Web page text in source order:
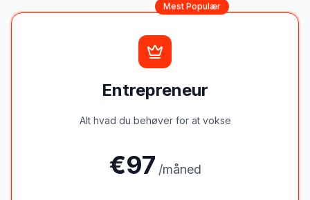
Mest Populær
Entrepreneur
Alt hvad du behøver for at vokse
€97 /måned